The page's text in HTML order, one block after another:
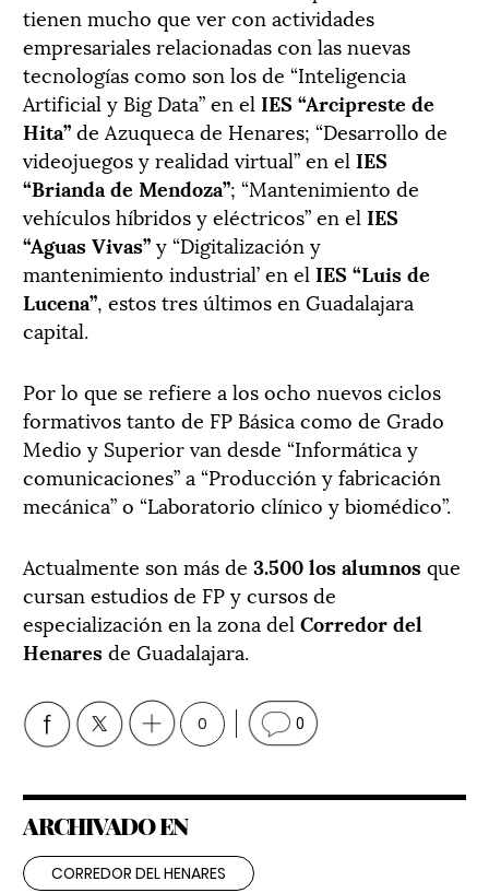
tienen mucho que ver con actividades
empresariales relacionadas con las nuevas
tecnologías como son los de “Inteligencia
Artificial y Big Data” en el IES “Arcipreste de
Hita”de Azuqueca de Henares; “Desarrollo de
videojuegos y realidad virtual” en el IES
“Brianda de Mendoza”; “Mantenimiento de
vehículos híbridos y eléctricos” en el IES
“Aguas Vivas”y “Digitalización y
mantenimiento industrial’ en el IES “Luis de
Lucena”, estos tres últimos en Guadalajara
capital.
Por lo que se refiere a los ocho nuevos ciclos
formativos tanto de FP Básica como de Grado
Medio y Superior van desde “Informática y
comunicaciones” a “Producción y fabricación
mecánica” o “Laboratorio clínico y biomédico”.
Actualmente son más de 3.500 los alumnosque
cursan estudios de FP y cursos de
especialización en la zona del Corredor del
Henaresde Guadalajara.
0 0
ARCHIVADO EN
CORREDOR DEL HENARES